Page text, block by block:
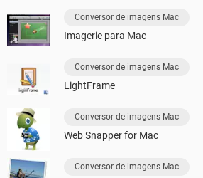
Conversor de imagens Mac
Imagerie para Mac
Conversor de imagens Mac
LightFrame
Conversor de imagens Mac
Web Snapper for Mac
Conversor de imagens Mac